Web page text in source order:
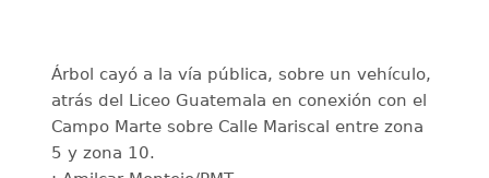
Árbol cayó a la vía pública, sobre un vehículo,
atrás del Liceo Guatemala en conexión con el
Campo Marte sobre Calle Mariscal entre zona
5 y zona 10.